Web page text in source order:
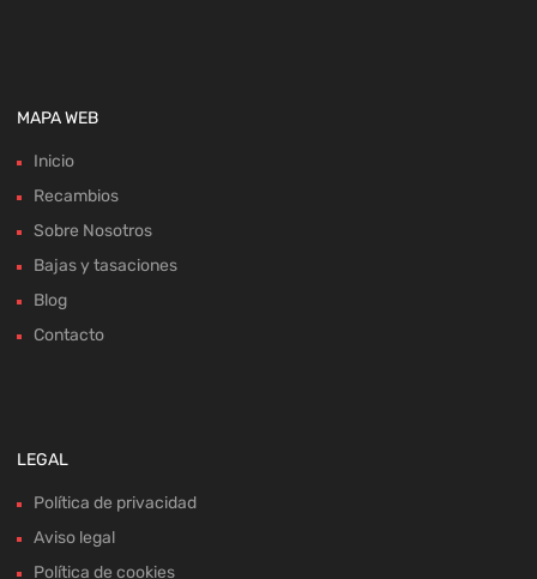
MAPA WEB
Inicio
Recambios
Sobre Nosotros
Bajas y tasaciones
Blog
Contacto
LEGAL
Política de privacidad
Aviso legal
Política de cookies